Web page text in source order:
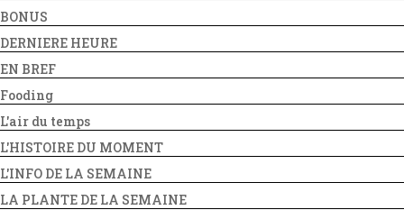
BONUS
DERNIERE HEURE
EN BREF
Fooding
L'air du temps
L'HISTOIRE DU MOMENT
L'INFO DE LA SEMAINE
LA PLANTE DE LA SEMAINE